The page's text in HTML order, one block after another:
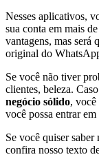
Nesses aplicativos,
sua conta em mais
vantagens, mas será
original do
Se você não tiver
clientes, beleza.
negócio sólido,
você possa entrar
Se você quiser
confira nosso texto